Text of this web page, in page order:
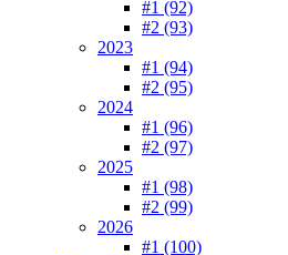
#1 (92)
#2 (93)
2023
#1 (94)
#2 (95)
2024
#1 (96)
#2 (97)
2025
#1 (98)
#2 (99)
2026
#1 (100)